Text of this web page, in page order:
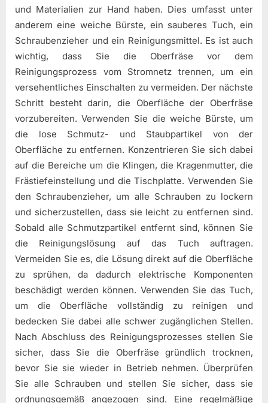
und Materialien zur Hand haben. Dies umfasst unter
anderem eine weiche Bürste, ein sauberes Tuch, ein
Schraubenzieher und ein Reinigungsmittel. Es ist auch
wichtig, dass Sie die Oberfräse vor dem
Reinigungsprozess vom Stromnetz trennen, um ein
versehentliches Einschalten zu vermeiden. Der nächste
Schritt besteht darin, die Oberfläche der Oberfräse
vorzubereiten. Verwenden Sie die weiche Bürste, um
die lose Schmutz- und Staubpartikel von der
Oberfläche zu entfernen. Konzentrieren Sie sich dabei
auf die Bereiche um die Klingen, die Kragenmutter, die
Frästiefeinstellung und die Tischplatte. Verwenden Sie
den Schraubenzieher, um alle Schrauben zu lockern
und sicherzustellen, dass sie leicht zu entfernen sind.
Sobald alle Schmutzpartikel entfernt sind, können Sie
die Reinigungslösung auf das Tuch auftragen.
Vermeiden Sie es, die Lösung direkt auf die Oberfläche
zu sprühen, da dadurch elektrische Komponenten
beschädigt werden können. Verwenden Sie das Tuch,
um die Oberfläche vollständig zu reinigen und
bedecken Sie dabei alle schwer zugänglichen Stellen.
Nach Abschluss des Reinigungsprozesses stellen Sie
sicher, dass Sie die Oberfräse gründlich trocknen,
bevor Sie sie wieder in Betrieb nehmen. Überprüfen
Sie alle Schrauben und stellen Sie sicher, dass sie
ordnungsgemäß angezogen sind. Eine regelmäßige